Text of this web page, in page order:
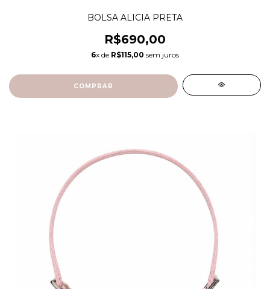
BOLSA ALICIA PRETA
R$690,00
6x de R$115,00 sem juros